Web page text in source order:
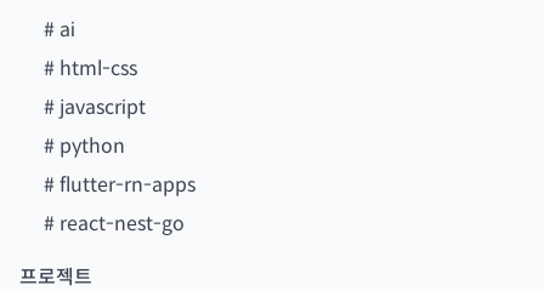
# ai
# html-css
# javascript
# python
#flutter-rn-apps
# react-nest-go
프로젝트